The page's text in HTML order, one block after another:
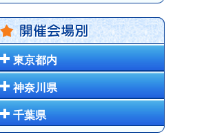
東京都内
神奈川県
千葉県